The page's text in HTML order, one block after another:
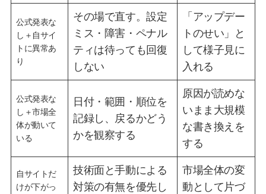
公式発表な
し＋自サイ
トに異常あ
り
その場で直す。設定
ミス・障害・ペナル
ティは待っても回復
しない
「アップデー
トのせい」と
して様子見に
入れる
公式発表な
し＋市場全
体が動いて
いる
日付・範囲・順位を
記録し、戻るかどう
かを観察する
原因が読めな
いまま大規模
な書き換えを
する
自サイトだ
けが下がっ
技術面と手動による
対策の有無を優先し
市場全体の変
動として片づ